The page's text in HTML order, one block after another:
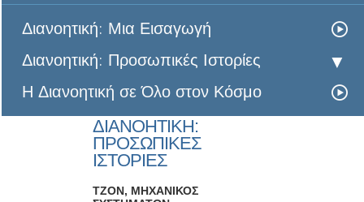
Διανοητική: Μια Εισαγωγή
Διανοητική: Προσωπικές Ιστορίες
Η Διανοητική σε Όλο στον Κόσμο
ΔΙΑΝΟΗΤΙΚΗ:
ΠΡΟΣΩΠΙΚΕΣ
ΙΣΤΟΡΙΕΣ
ΤΖΟΝ, ΜΗΧΑΝΙΚΟΣ